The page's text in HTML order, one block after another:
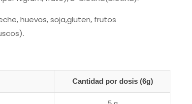
huevos, soja,gluten, frutos
Cantidad por dosis (6g)